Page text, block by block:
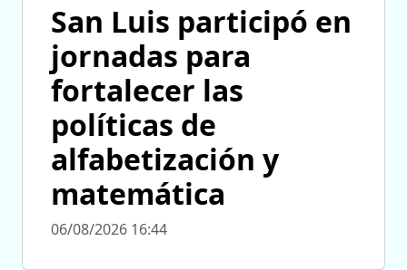
San Luis participó en
jornadas para
fortalecer las
políticas de
alfabetización y
matemática
06/08/2026 16:44